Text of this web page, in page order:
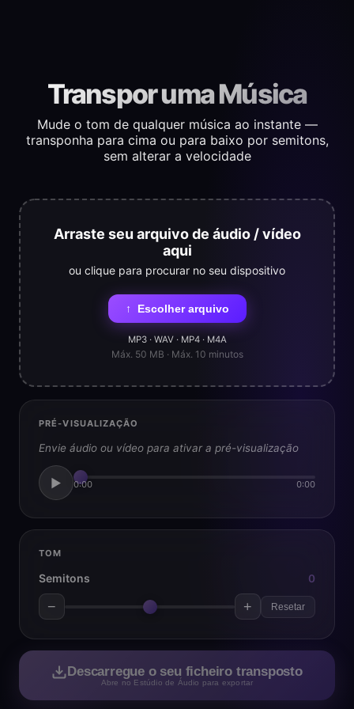
Transpor uma Música
Mude o tom de qualquer música ao instante —
transponha para cima ou para baixo por semitons,
sem alterar a velocidade
Arraste seu arquivo de áudio / vídeo
aqui
ou clique para procurar no seu dispositivo
↑ Escolher arquivo
MP3 · WAV · MP4 · M4A
Máx. 50 MB · Máx. 10 minutos
PRÉ-VISUALIZAÇÃO
Envie áudio ou vídeo para ativar a pré-visualização
▶ 0:00 0:00
TOM
Semitons 0
− + Resetar
Descarregue o seu ficheiro transposto
Abre no Estúdio de Áudio para exportar